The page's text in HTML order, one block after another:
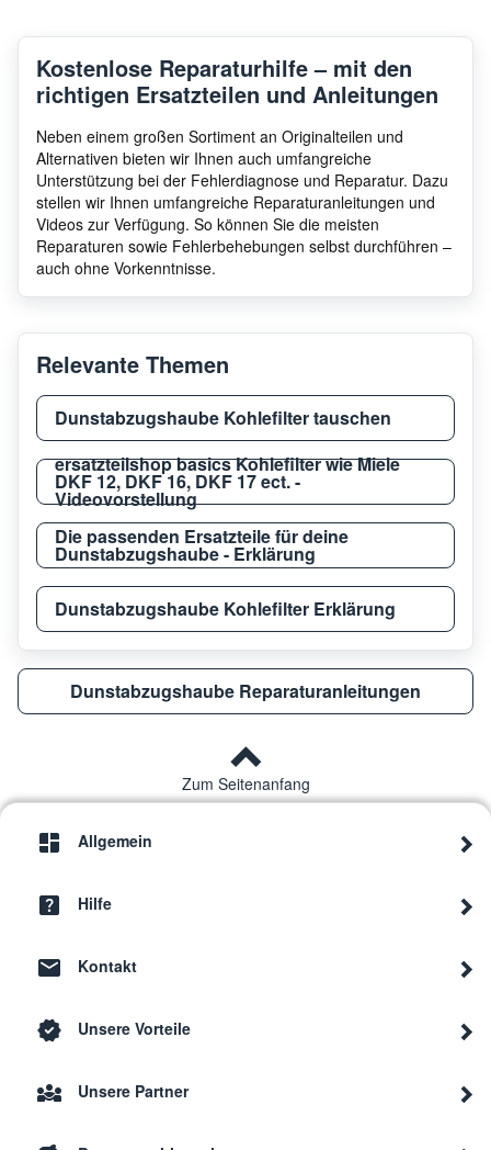
Kostenlose Reparaturhilfe – mit den
richtigen Ersatzteilen und Anleitungen
Neben einem großen Sortiment an Originalteilen und
Alternativen bieten wir Ihnen auch umfangreiche
Unterstützung bei der Fehlerdiagnose und Reparatur. Dazu
stellen wir Ihnen umfangreiche Reparaturanleitungen und
Videos zur Verfügung. So können Sie die meisten
Reparaturen sowie Fehlerbehebungen selbst durchführen –
auch ohne Vorkenntnisse.
Relevante Themen
Dunstabzugshaube Kohlefilter tauschen
ersatzteilshop basics Kohlefilter wie Miele
DKF 12, DKF 16, DKF 17 ect. -
Videovorstellung
Die passenden Ersatzteile für deine
Dunstabzugshaube - Erklärung
Dunstabzugshaube Kohlefilter Erklärung
Dunstabzugshaube Reparaturanleitungen
Zum Seitenanfang
Allgemein
Hilfe
Kontakt
Unsere Vorteile
Unsere Partner